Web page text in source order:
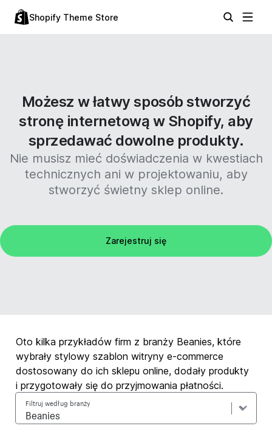
Shopify Theme Store
Możesz w łatwy sposób stworzyć
stronę internetową w Shopify, aby
sprzedawać dowolne produkty.
Nie musisz mieć doświadczenia w kwestiach
technicznych ani w projektowaniu, aby
stworzyć świetny sklep online.
Zarejestruj się
Oto kilka przykładów firm z branży Beanies, które
wybrały stylowy szablon witryny e-commerce
dostosowany do ich sklepu online, dodały produkty
i przygotowały się do przyjmowania płatności.
Filtruj według branży